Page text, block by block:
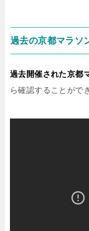
過去の京都マラソ
過去開催された京都
ら確認することがで